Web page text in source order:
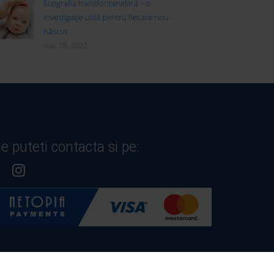
Ecografia transfontanelară – o
investigație utilă pentru fiecare nou
născut
mai 18, 2022
puteti contacta si pe: